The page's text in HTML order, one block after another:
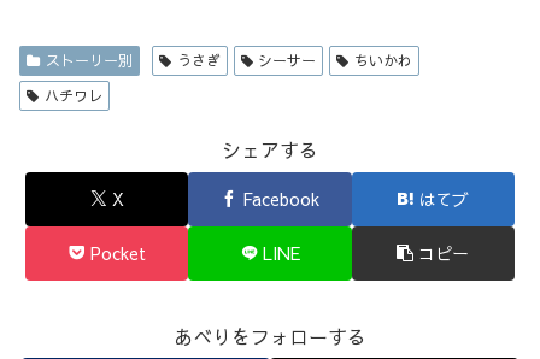
ストーリー別 うさぎ シーサー
ちいかわ
ハチワレ
シェアする
X Facebook はてブ
Pocket LINE コピー
あべりをフォローする